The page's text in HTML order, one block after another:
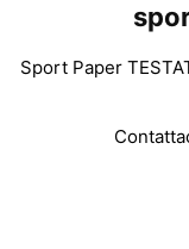
Sport Paper